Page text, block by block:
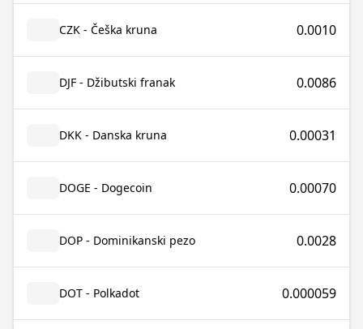
CZK - Češka kruna 0.0010
DJF - Džibutski franak 0.0086
DKK - Danska kruna 0.00031
DOGE - Dogecoin 0.00070
DOP - Dominikanski pezo 0.0028
DOT - Polkadot 0.000059